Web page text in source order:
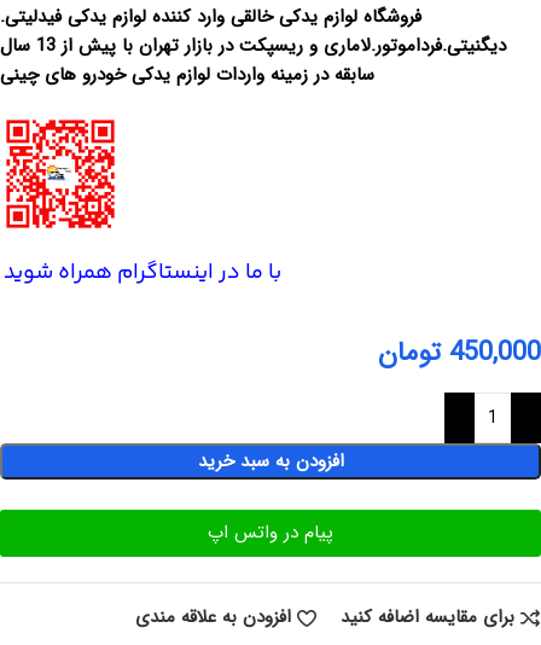
فروشگاه لوازم یدکی خالقی وارد کننده لوازم یدکی فیدلیتی.
دیگنیتی.فرداموتور.لاماری و ریسپکت در بازار تهران با پیش از 13 سال
سابقه در زمینه واردات لوازم یدکی خودرو های چینی
با ما در اینستاگرام همراه شوید
450,000 تومان
افزودن به سبد خرید
پیام در واتس اپ
برای مقایسه اضافه کنید
افزودن به علاقه مندی